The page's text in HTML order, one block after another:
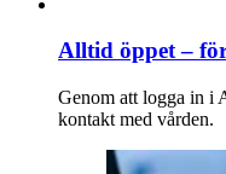
Alltid öppet –
Genom att logga in i
kontakt med vården.